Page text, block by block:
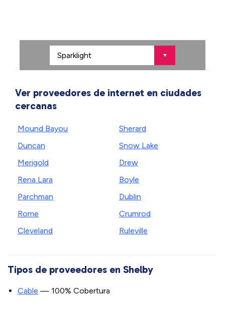
Ver proveedores de internet en ciudades
cercanas
Mound Bayou
Duncan
Merigold
Rena Lara
Parchman
Rome
Cleveland
Sherard
Snow Lake
Drew
Boyle
Dublin
Crumrod
Ruleville
Tipos de proveedores en Shelby
Cable — 100% Cobertura